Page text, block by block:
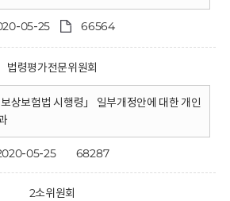
05-25 66564
법령평가전문위원회
보상보험법 시행령」 일부개정안에 대한 개인
05-25 68287
2소위원회